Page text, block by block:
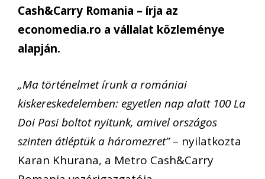
Cash&Carry Romania – írja az
economedia.ro a vállalat közleménye
alapján.
„Ma történelmet írunk a romániai
kiskereskedelemben: egyetlen nap alatt 100 La
Doi Pasi boltot nyitunk, amivel országos
szinten átléptük a háromezret”– nyilatkozta
Karan Khurana, a Metro Cash&Carry